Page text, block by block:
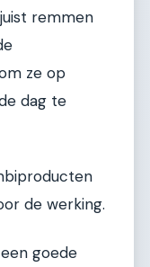
remmen
ze op
dag te
de werking.
goede